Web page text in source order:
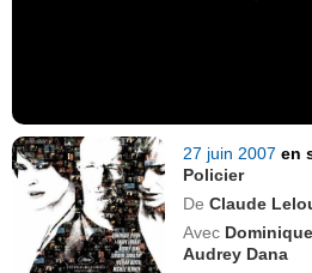
27 juin 2007en
Policier
De Claude
Avec
Audrey Dana